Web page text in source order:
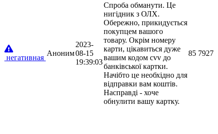
негативная
Аноним
2023-
08-15
19:39:03
Спроба обманути. Це
нигідник з ОЛХ.
Обережно, прикидується
покупцем вашого
товару. Окрім номеру
карти, цікавиться дуже
вашим кодом cvv до
банківської картки.
Начібто це необхідно для
відправки вам коштів.
Насправді - хоче
обнулити вашу картку.
85 7927